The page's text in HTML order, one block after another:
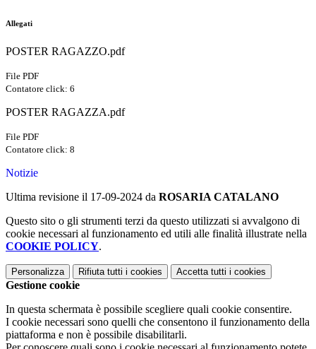
Allegati
POSTER RAGAZZO.pdf
File PDF
Contatore click: 6
POSTER RAGAZZA.pdf
File PDF
Contatore click: 8
Notizie
Ultima revisione il 17-09-2024 da ROSARIA CATALANO
Questo sito o gli strumenti terzi da questo utilizzati si avvalgono di
cookie necessari al funzionamento ed utili alle finalità illustrate nella
COOKIE POLICY.
Personalizza Rifiuta tutti i cookies Accetta tutti i cookies
Gestione cookie
In questa schermata è possibile scegliere quali cookie consentire.
I cookie necessari sono quelli che consentono il funzionamento della
piattaforma e non è possibile disabilitarli.